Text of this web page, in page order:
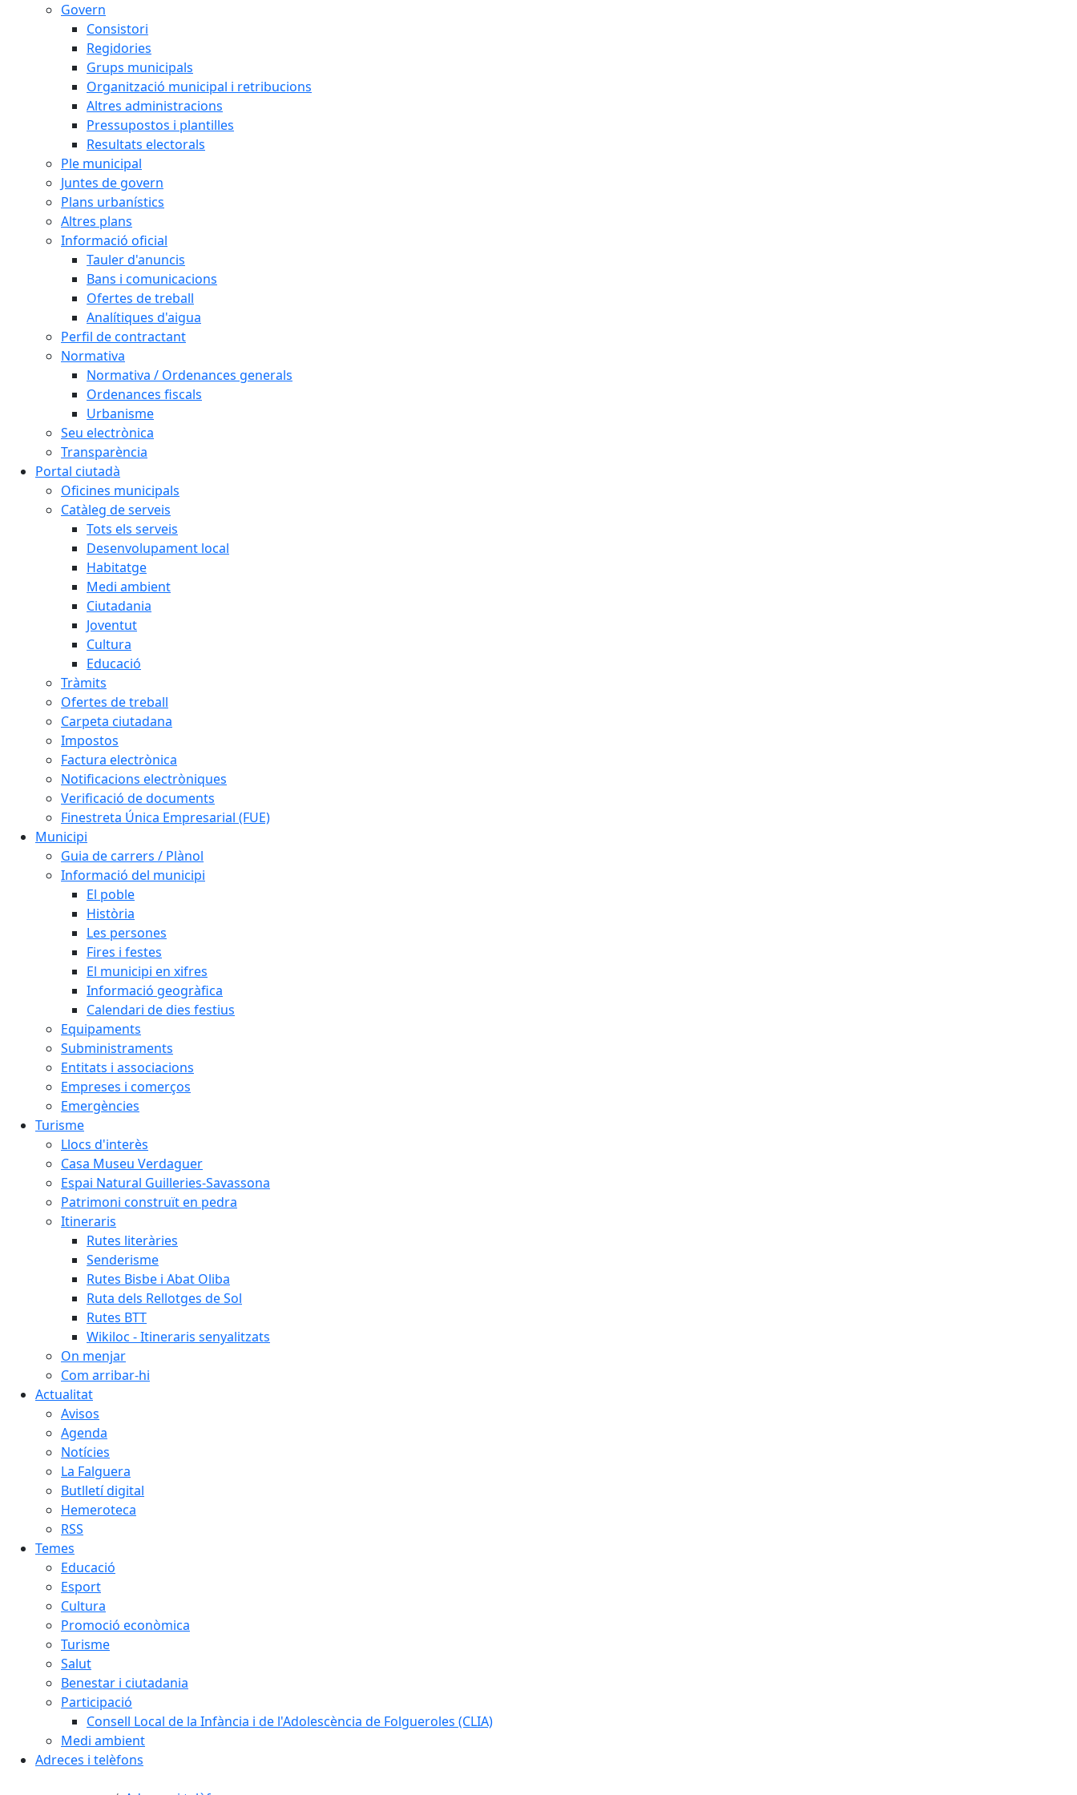
Govern
Consistori
Regidories
Grups municipals
Organització municipal i retribucions
Altres administracions
Pressupostos i plantilles
Resultats electorals
Ple municipal
Juntes de govern
Plans urbanístics
Altres plans
Informació oficial
Tauler d'anuncis
Bans i comunicacions
Ofertes de treball
Analítiques d'aigua
Perfil de contractant
Normativa
Normativa / Ordenances generals
Ordenances fiscals
Urbanisme
Seu electrònica
Transparència
Portal ciutadà
Oficines municipals
Catàleg de serveis
Tots els serveis
Desenvolupament local
Habitatge
Medi ambient
Ciutadania
Joventut
Cultura
Educació
Tràmits
Ofertes de treball
Carpeta ciutadana
Impostos
Factura electrònica
Notificacions electròniques
Verificació de documents
Finestreta Única Empresarial (FUE)
Municipi
Guia de carrers / Plànol
Informació del municipi
El poble
Història
Les persones
Fires i festes
El municipi en xifres
Informació geogràfica
Calendari de dies festius
Equipaments
Subministraments
Entitats i associacions
Empreses i comerços
Emergències
Turisme
Llocs d'interès
Casa Museu Verdaguer
Espai Natural Guilleries-Savassona
Patrimoni construït en pedra
Itineraris
Rutes literàries
Senderisme
Rutes Bisbe i Abat Oliba
Ruta dels Rellotges de Sol
Rutes BTT
Wikiloc - Itineraris senyalitzats
On menjar
Com arribar-hi
Actualitat
Avisos
Agenda
Notícies
La Falguera
Butlletí digital
Hemeroteca
RSS
Temes
Educació
Esport
Cultura
Promoció econòmica
Turisme
Salut
Benestar i ciutadania
Participació
Consell Local de la Infància i de l'Adolescència de Folgueroles (CLIA)
Medi ambient
Adreces i telèfons